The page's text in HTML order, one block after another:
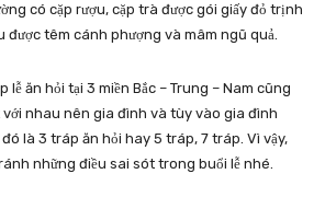
có cặp rượu, cặp trà được gói giấy đỏ trịnh
được têm cánh phượng và mâm ngũ quả.
lễ ăn hỏi tại 3 miền Bắc – Trung – Nam cũng
nhau nên gia đình và tùy vào gia đình
là 3 tráp ăn hỏi hay 5 tráp, 7 tráp. Vì vậy,
những điều sai sót trong buổi lễ nhé.